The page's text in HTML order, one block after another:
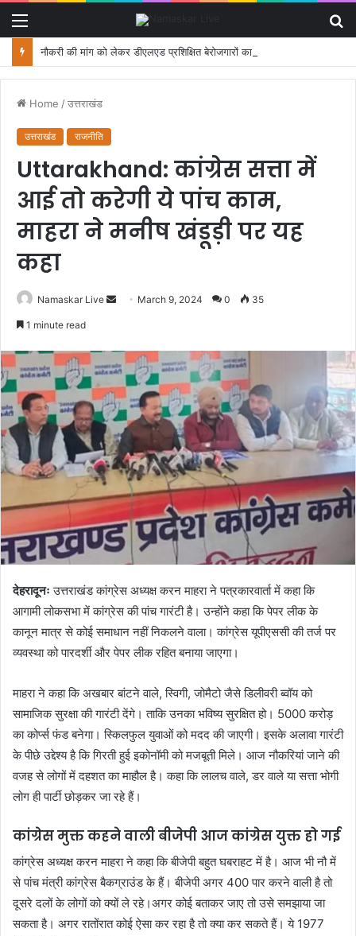
Home /उत्तराखंड
उत्तराखंड राजनीति
Uttarakhand: कांग्रेस सत्ता में
आई तो करेगी ये पांच काम,
माहरा ने मनीष खंडूड़ी पर यह
कहा
Namaskar Live
d
a
n
e
m
a
i
March 9, 2024 0 35
1 minute read
देहरादूनः उत्तराखंड कांग्रेस अध्यक्ष करन माहरा ने पत्रकारवार्ता में कहा कि
आगामी लोकसभा में कांग्रेस की पांच गारंटी है। उन्होंने कहा कि पेपर लीक के
कानून मात्र से कोई समाधान नहीं निकलने वाला। कांग्रेस यूपीएससी की तर्ज पर
व्यवस्था को पारदर्शी और पेपर लीक रहित बनाया जाएगा।
माहरा ने कहा कि अखबार बांटने वाले, स्विगी, जोमैटो जैसे डिलीवरी ब्वॉय को
सामाजिक सुरक्षा की गारंटी देंगे। ताकि उनका भविष्य सुरक्षित हो। 5000 करोड़
का कोर्प्स फंड बनेगा। स्किलफुल युवाओं को मदद की जाएगी। इसके अलावा गारंटी
के पीछे उद्देश्य है कि गिरती हुई इकोनॉमी को मजबूती मिले। आज नौकरियां जाने की
वजह से लोगों में दहशत का माहौल है। कहा कि लालच वाले, डर वाले या सत्ता भोगी
लोग ही पार्टी छोड़कर जा रहे हैं।
कांग्रेस मुक्त कहने वाली बीजेपी आज कांग्रेस युक्त हो गई
कांग्रेस अध्यक्ष करन माहरा ने कहा कि बीजेपी बहुत घबराहट में है। आज भी नौ में
से पांच मंत्री कांग्रेस बैकग्राउंड के हैं। बीजेपी अगर 400 पार करने वाली है तो
दूसरे दलों के लोगों को क्यों ले रहे।अगर कोई बताकर जाए तो उसे समझाया जा
सकता है। अगर रातोंरात कोई ऐसा कर रहा है तो क्या कर सकते हैं। ये 1977